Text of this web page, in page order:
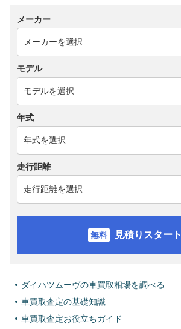
メーカー
モデル
年式
走行距離
見積りスタート
ダイハツムーヴの車買取相場を調べる
車買取査定の基礎知識
車買取査定お役立ちガイド